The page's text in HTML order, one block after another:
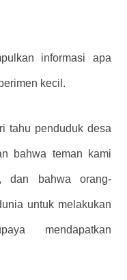
informasi apa
kecil.
tahu penduduk desa
bahwa teman kami
dan bahwa orang-
untuk melakukan
mendapatkan